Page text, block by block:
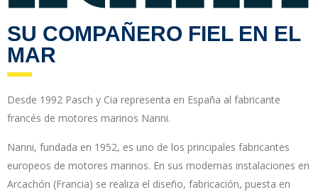
SU COMPAÑERO FIEL EN EL
MAR
Desde 1992 Pasch y Cia representa en España al fabricante
francés de motores marinos Nanni.
Nanni, fundada en 1952, es uno de los principales fabricantes
europeos de motores marinos. En sus modernas instalaciones en
Arcachón (Francia) se realiza el diseño, fabricación, puesta en